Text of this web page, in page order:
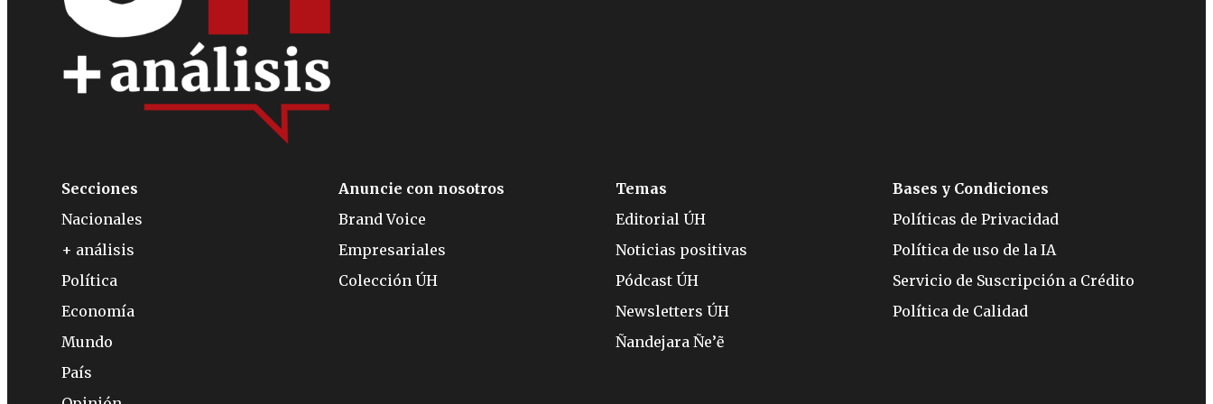
Secciones
Nacionales
+ análisis
Política
Economía
Mundo
País
Anuncie con nosotros
Brand Voice
Empresariales
Colección ÚH
Temas
Editorial ÚH
Noticias positivas
Pódcast ÚH
Newsletters ÚH
Ñandejara Ñe’ẽ
Bases y Condiciones
Políticas de Privacidad
Política de uso de la IA
Servicio de Suscripción a Crédito
Política de Calidad